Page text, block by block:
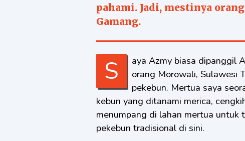
pahami. Jadi, mestinya
Gamang.
Saya Azmy biasa dipanggil Abe, kelahiran Purwokerto, tapi punya istri
orang Morowali, Sulawesi
pekebun. Mertua saya
kebun yang ditanami merica,
menumpang di lahan mertua untuk
pekebun tradisional di sini.